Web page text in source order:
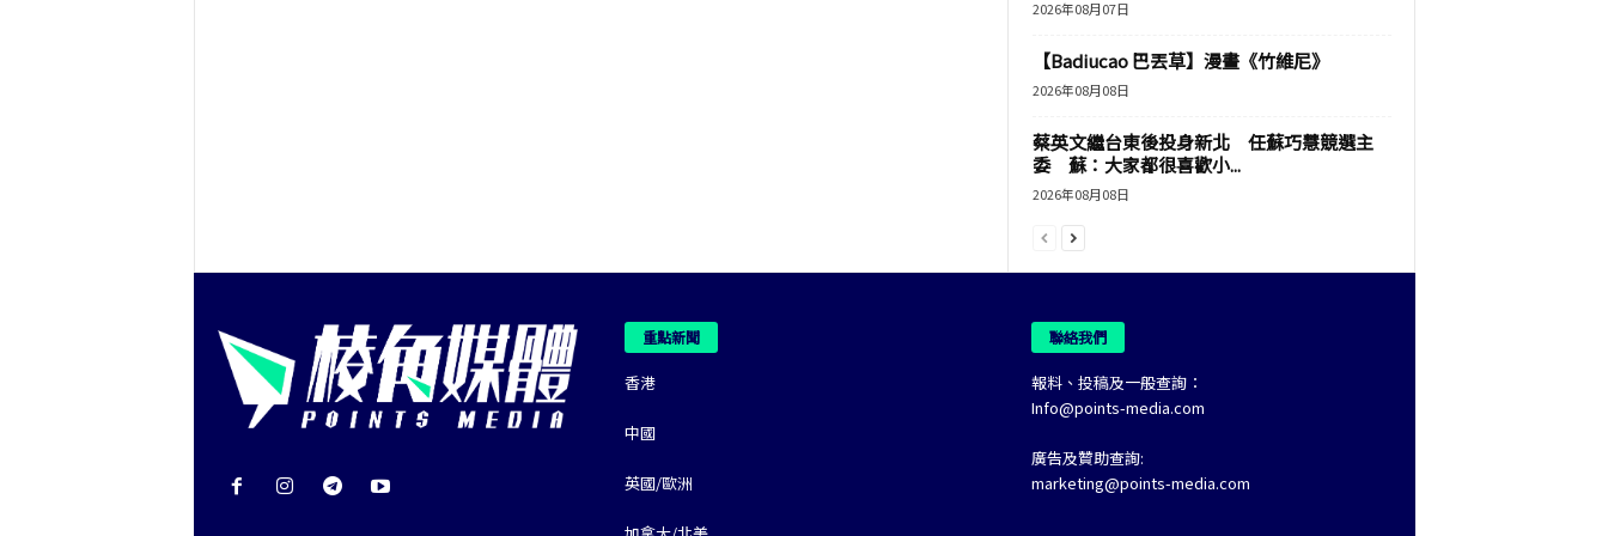
2026年08月07日
【Badiucao 巴丟草】漫畫《竹維尼》
2026年08月08日
蔡英文繼台東後投身新北 任蘇巧慧競選主
委 蘇：大家都很喜歡小...
2026年08月08日
重點新聞
香港
中國
英國/歐洲
聯絡我們
報料、投稿及一般查詢：
Info@points-media.com
廣告及贊助查詢:
marketing@points-media.com